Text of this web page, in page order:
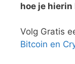
hoe je
Volg Gratis
Bitcoin en